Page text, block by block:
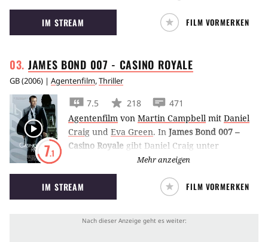
kutschieren. Was tut man nicht alles für 600
Dollar?!
IM STREAM FILM VORMERKEN
JAMES BOND 007 - CASINO ROYALE
GB(2006) | Agentenfilm,Thriller
7.1
7.5 218
471
Agentenfilm von Martin Campbell mit Daniel
Craig und Eva Green. In James Bond 007 –
Casino Royale gibt Daniel Craig unter
Regisseur Martin Campbell sein 007-Debüt und
erzählt, wie der schärfste Geheimagent aller
Zeiten die Lizenz zum Töten erhielt.
Mehr anzeigen
IM STREAM FILM VORMERKEN